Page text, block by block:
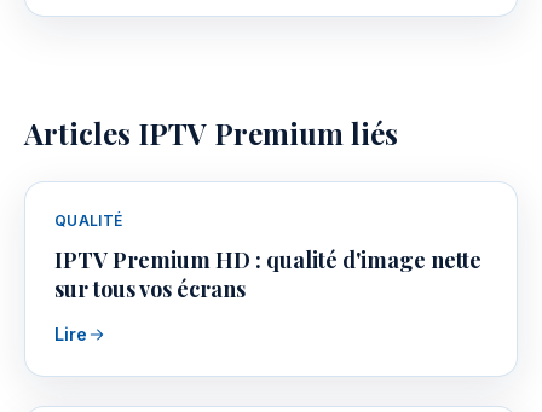
Articles IPTV Premium liés
QUALITÉ
IPTV Premium HD : qualité d'image nette
sur tous vos écrans
Lire